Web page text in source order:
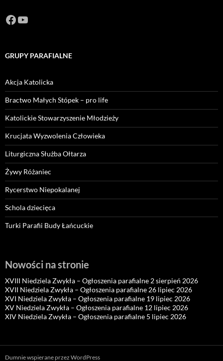
Facebook
https://www.youtube.com/channel/
GRUPY PARAFIALNE
Akcja Katolicka
Bractwo Małych Stópek – pro life
Katolickie Stowarzyszenie Młodzieży
Krucjata Wyzwolenia Człowieka
Liturgiczna Służba Ołtarza
Żywy Różaniec
Rycerstwo Niepokalanej
Schola dziecięca
Turki Parafii Budy Łańcuckie
Nowości na stronie
XVIII Niedziela Zwykła – Ogłoszenia parafialne 2 sierpień 2026
XVII Niedziela Zwykła – Ogłoszenia parafialne 26 lipiec 2026
XVI Niedziela Zwykła – Ogłoszenia parafialne 19 lipiec 2026
XV Niedziela Zwykła – Ogłoszenia parafialne 12 lipiec 2026
XIV Niedziela Zwykła – Ogłoszenia parafialne 5 lipiec 2026
Dumnie wspierane przez WordPress